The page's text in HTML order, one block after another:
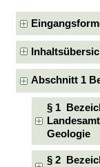
Abschnitt 1
§ 1
Geologie
§ 2